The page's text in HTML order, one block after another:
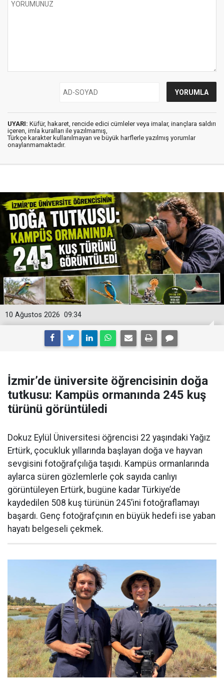
UYARI: Küfür, hakaret, rencide edici cümleler veya imalar, inançlara saldırı
içeren, imla kuralları ile yazılmamış,
Türkçe karakter kullanılmayan ve büyük harflerle yazılmış yorumlar
onaylanmamaktadır.
09:34
10 Ağustos 2026
İzmir’de üniversite öğrencisinin doğa
tutkusu: Kampüs ormanında 245 kuş
türünü görüntüledi
Dokuz Eylül Üniversitesi öğrencisi 22 yaşındaki Yağız
Ertürk, çocukluk yıllarında başlayan doğa ve hayvan
sevgisini fotoğrafçılığa taşıdı. Kampüs ormanlarında
aylarca süren gözlemlerle çok sayıda canlıyı
görüntüleyen Ertürk, bugüne kadar Türkiye’de
kaydedilen 508 kuş türünün 245’ini fotoğraflamayı
başardı. Genç fotoğrafçının en büyük hedefi ise yaban
hayatı belgeseli çekmek.